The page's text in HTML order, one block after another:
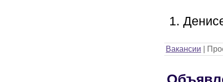
1.
Вакансии